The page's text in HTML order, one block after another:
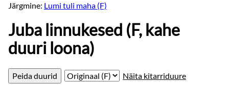
Järgmine: Lumi tuli maha (F)
Juba linnukesed (F, kahe
duuri loona)
Näita kitarriduure